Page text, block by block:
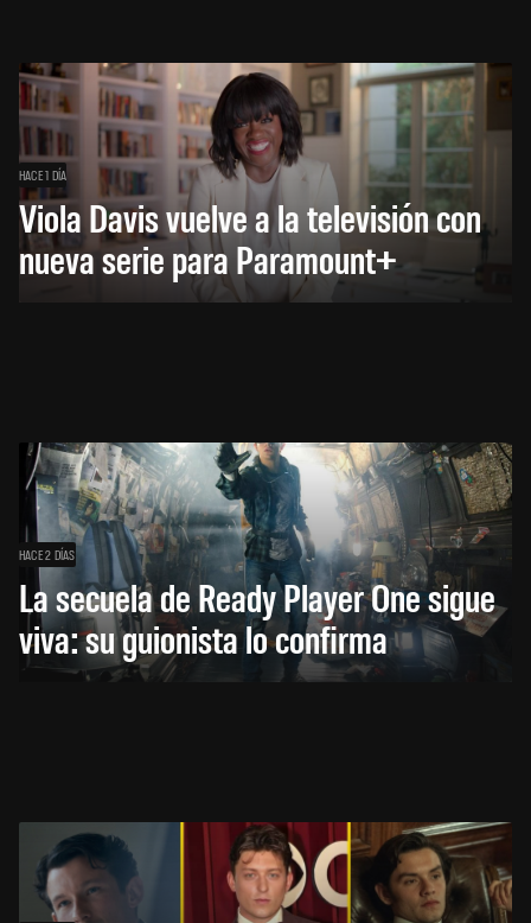
HACE 1 DÍA
Viola Davis vuelve a la televisión con
nueva serie para Paramount+
HACE 2 DÍAS
La secuela de Ready Player One sigue
viva: su guionista lo confirma